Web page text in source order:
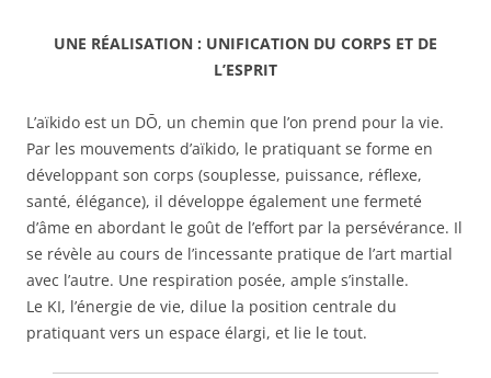
UNE RÉALISATION : UNIFICATION DU CORPS ET DE
L’ESPRIT
L’aïkido est un DŌ, un chemin que l’on prend pour la vie.
Par les mouvements d’aïkido, le pratiquant se forme en
développant son corps (souplesse, puissance, réflexe,
santé, élégance), il développe également une fermeté
d’âme en abordant le goût de l’effort par la persévérance. Il
se révèle au cours de l’incessante pratique de l’art martial
avec l’autre. Une respiration posée, ample s’installe.
Le KI, l’énergie de vie, dilue la position centrale du
pratiquant vers un espace élargi, et lie le tout.